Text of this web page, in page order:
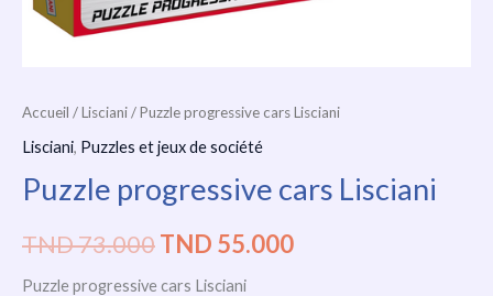
Accueil /Lisciani/ Puzzle progressive cars Lisciani
Lisciani, Puzzles et jeux de société
Puzzle progressive cars Lisciani
TND73.000TND 55.000
Puzzle progressive cars Lisciani